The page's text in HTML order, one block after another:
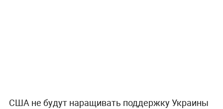
США не будут наращивать поддержку Украины